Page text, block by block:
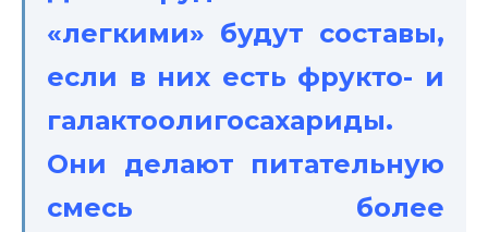
«легкими» будут составы,
если в них есть фрукто- и
галактоолигосахариды.
Они делают питательную
смесь более